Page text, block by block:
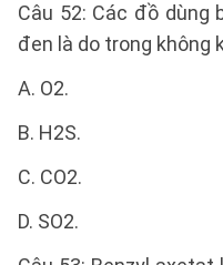
Câu 52: Các đồ dùng
đen là do trong không
A. O2.
B. H2S.
C. CO2.
D. SO2.